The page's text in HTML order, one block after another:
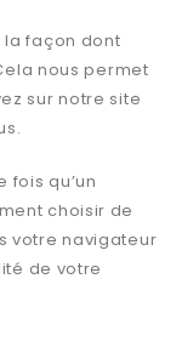
la façon dont
nous permet
sur notre site
fois qu’un
choisir de
votre navigateur
de votre